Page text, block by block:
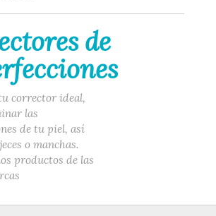
de
corrector ideal,
las
de tu piel, así
o manchas.
productos de las